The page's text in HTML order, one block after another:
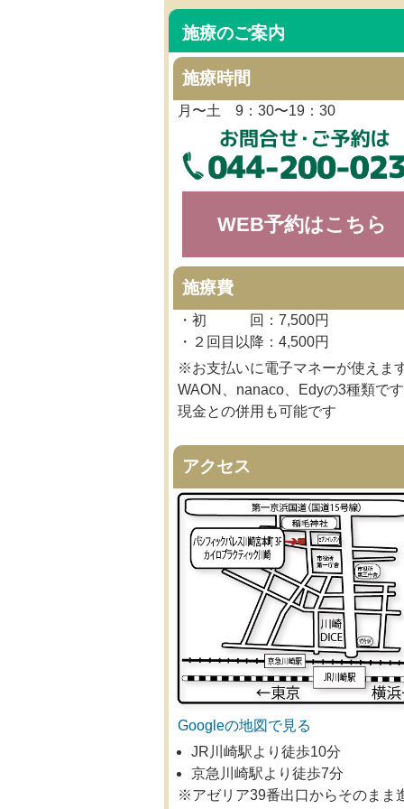
施療のご案内
施療時間
月〜土 9：30〜19：30
WEB予約はこちら
施療費
・初 回：7,500円
・２回目以降：4,500円
※お支払いに電子マネーが使えま
WAON、nanaco、Edyの3種類です
現金との併用も可能です
アクセス
Googleの地図で見る
JR川崎駅より徒歩10分
京急川崎駅より徒歩7分
※アゼリア39番出口からそのまま